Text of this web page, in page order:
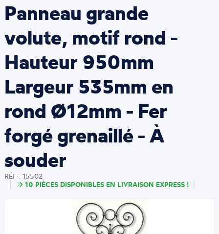
Panneau grande
volute, motif rond -
Hauteur 950mm
Largeur 535mm en
rond Ø12mm - Fer
forgé grenaillé - À
souder
RÉF : 15502
10 PIÈCES DISPONIBLES EN LIVRAISON EXPRESS !